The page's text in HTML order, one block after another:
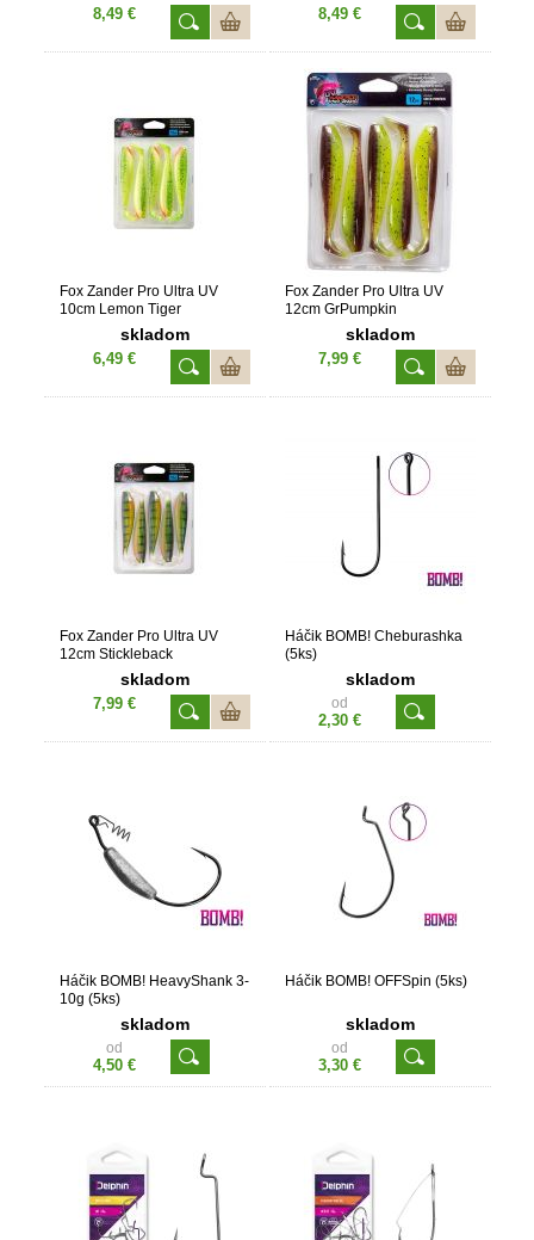
8,49 € 8,49 €
Fox Zander Pro Ultra UV
10cm Lemon Tiger
skladom
6,49 €
Fox Zander Pro Ultra UV
12cm GrPumpkin
skladom
7,99 €
Fox Zander Pro Ultra UV
12cm Stickleback
skladom
7,99 €
Háčik BOMB! Cheburashka
(5ks)
skladom
od
2,30 €
Háčik BOMB! HeavyShank 3-
10g (5ks)
skladom
od
4,50 €
Háčik BOMB! OFFSpin (5ks)
skladom
od
3,30 €